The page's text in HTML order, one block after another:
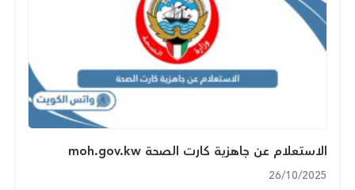
الاستعلام عن جاهزية كارت الصحة moh.gov.kw
26/10/2025